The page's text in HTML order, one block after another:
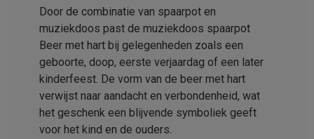
Door de combinatie van spaarpot en
muziekdoos past de muziekdoos spaarpot
Beer met hart bij gelegenheden zoals een
geboorte, doop, eerste verjaardag of een later
kinderfeest. De vorm van de beer met hart
verwijst naar aandacht en verbondenheid, wat
het geschenk een blijvende symboliek geeft
voor het kind en de ouders.